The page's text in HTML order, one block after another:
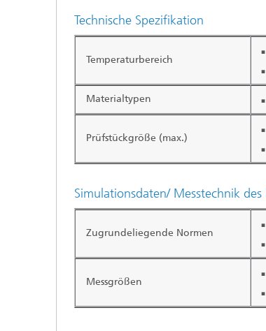
Technische Spezifikation
Temperaturbereich
Materialtypen
Prüfstückgröße (max.)
Simulationsdaten/ Messtechnik des
Zugrundeliegende Normen
Messgrößen